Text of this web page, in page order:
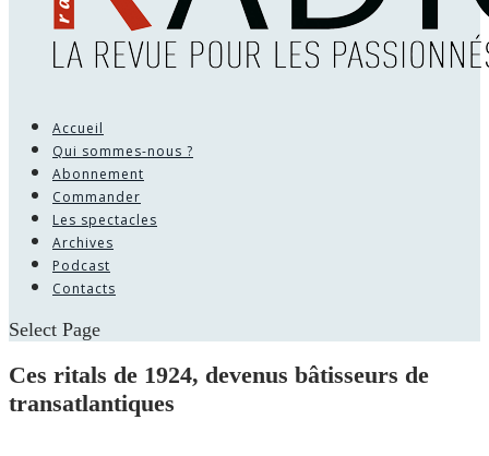
Accueil
Qui sommes-nous ?
Abonnement
Commander
Les spectacles
Archives
Podcast
Contacts
Select Page
Ces ritals de 1924, devenus bâtisseurs de
transatlantiques